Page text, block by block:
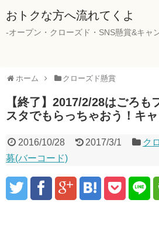
おトクな方へ流れてくよ
-オープン・クローズド・SNS懸賞&キャ
ホーム クローズド懸賞
【終了】2017/2/28はごろも
スタでもらっちゃおう！キ
2016/10/28 2017/3/1 ク
募(バーコード)